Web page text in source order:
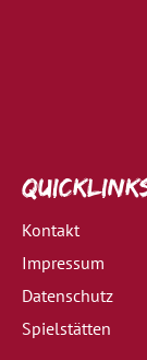
Kontakt
Impressum
Datenschutz
Spielstätten